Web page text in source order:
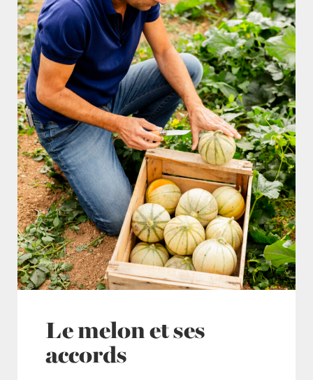
Le melon et ses
accords